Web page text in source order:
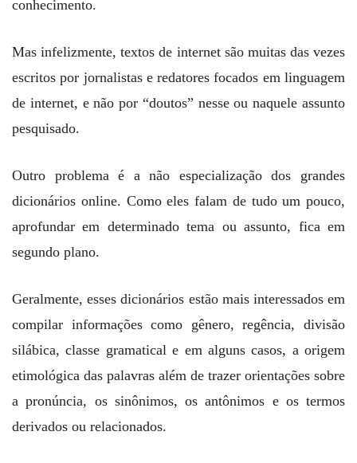
conhecimento.
Mas infelizmente, textos de internet são muitas das vezes
escritos por jornalistas e redatores focados em linguagem
de internet, e não por “doutos” nesse ou naquele assunto
pesquisado.
Outro problema é a não especialização dos grandes
dicionários online. Como eles falam de tudo um pouco,
aprofundar em determinado tema ou assunto, fica em
segundo plano.
Geralmente, esses dicionários estão mais interessados em
compilar informações como gênero, regência, divisão
silábica, classe gramatical e em alguns casos, a origem
etimológica das palavras além de trazer orientações sobre
a pronúncia, os sinônimos, os antônimos e os termos
derivados ou relacionados.